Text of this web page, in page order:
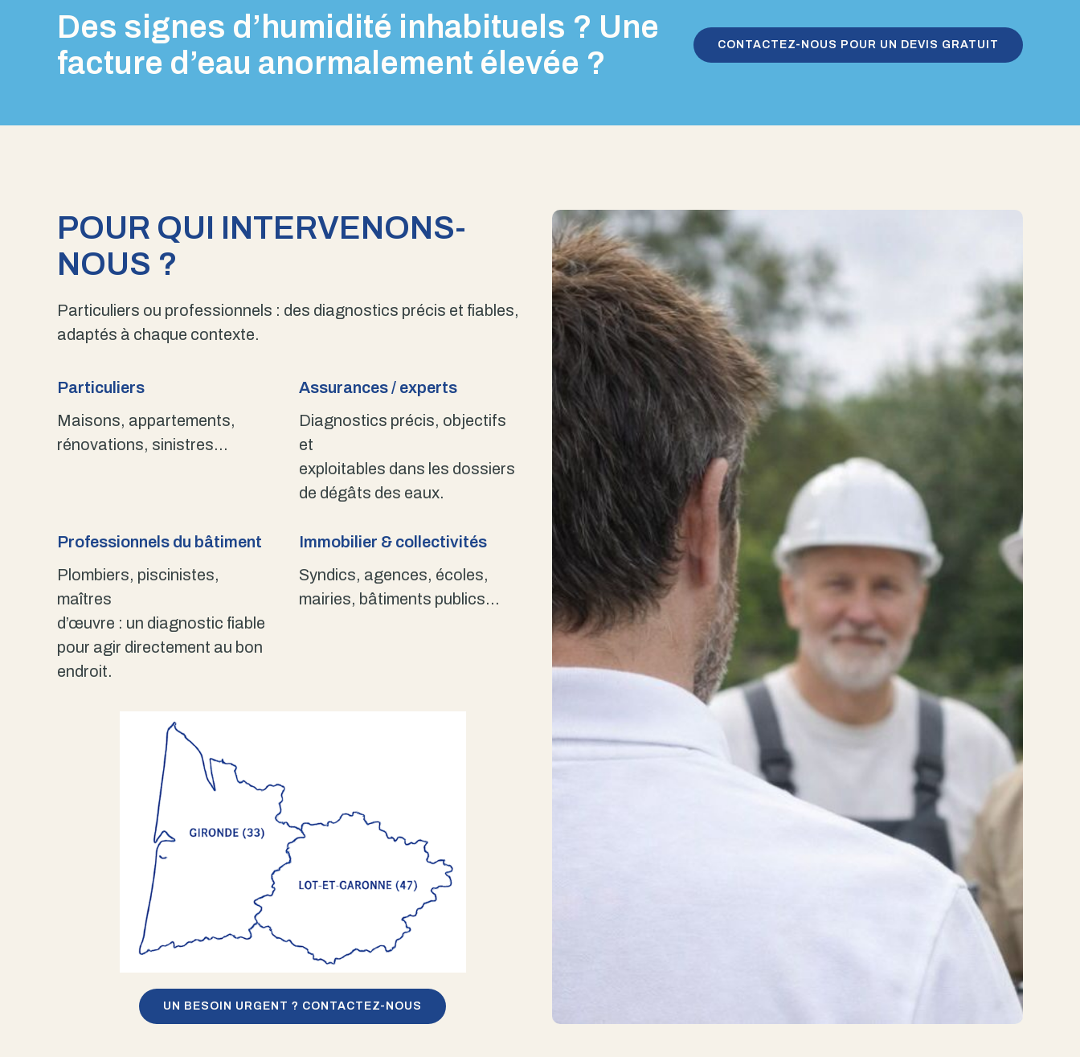
Des signes d’humidité inhabituels ? Une
facture d’eau anormalement élevée ?
CONTACTEZ-NOUS POUR UN DEVIS GRATUIT
POUR QUI INTERVENONS-
NOUS ?
Particuliers ou professionnels : des diagnostics précis et fiables,
adaptés à chaque contexte.
Particuliers
Maisons, appartements,
rénovations, sinistres…
Assurances / experts
Diagnostics précis, objectifs
et
exploitables dans les dossiers
de dégâts des eaux.
Professionnels du bâtiment
Plombiers, piscinistes,
maîtres
d’œuvre : un diagnostic fiable
pour agir directement au bon
endroit.
Immobilier & collectivités
Syndics, agences, écoles,
mairies, bâtiments publics…
UN BESOIN URGENT ? CONTACTEZ-NOUS